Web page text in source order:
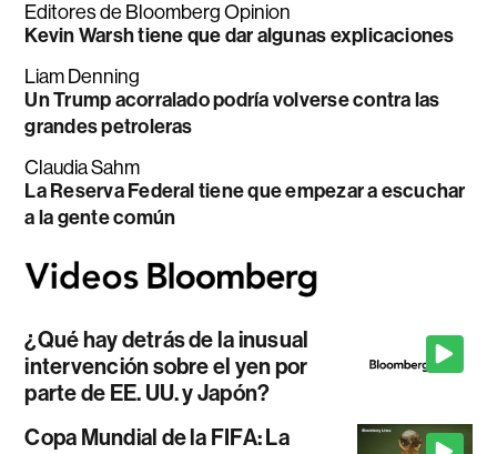
Editores de Bloomberg Opinion
Kevin Warsh tiene que dar algunas explicaciones
Liam Denning
Un Trump acorralado podría volverse contra las
grandes petroleras
Claudia Sahm
La Reserva Federal tiene que empezar a escuchar
a la gente común
¿Qué hay detrás de la inusual
intervención sobre el yen por
parte de EE. UU. y Japón?
Copa Mundial de la FIFA: La